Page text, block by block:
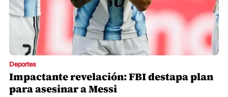
Deportes
Impactante revelación: FBI destapa plan
para asesinar a Messi